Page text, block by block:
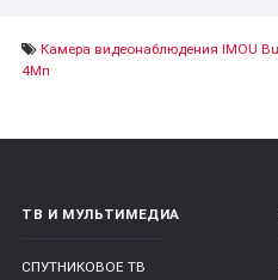
Камера видеонаблюдения IMOU
4Мп
ТВ И МУЛЬТИМЕДИА
СПУТНИКОВОЕ ТВ